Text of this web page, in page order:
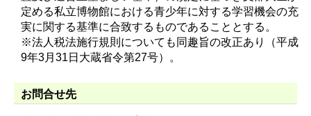
定める私立博物館における青少年に対する学習機会の充
実に関する基準に合致するものであることとする。
※法人税法施行規則についても同趣旨の改正あり（平成
9年3月31日大蔵省令第27号）。
お問合せ先